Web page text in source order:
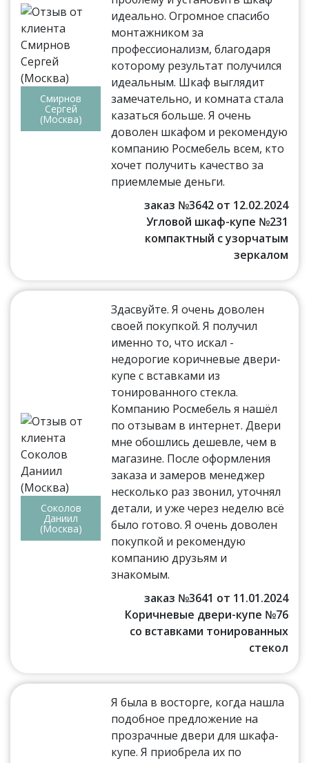
Смирнов
Сергей
(Москва)
идеально. Огромное спасибо
монтажником за
профессионализм, благодаря
которому результат получился
идеальным. Шкаф выглядит
замечательно, и комната стала
казаться больше. Я очень
доволен шкафом и рекомендую
компанию Росмебель всем, кто
хочет получить качество за
приемлемые деньги.
заказ №3642 от 12.02.2024
Угловой шкаф-купе №231
компактный с узорчатым
зеркалом
Соколов
Даниил
(Москва)
Здасвуйте. Я очень доволен
своей покупкой. Я получил
именно то, что искал -
недорогие коричневые двери-
купе с вставками из
тонированного стекла.
Компанию Росмебель я нашёл
по отзывам в интернет. Двери
мне обошлись дешевле, чем в
магазине. После оформления
заказа и замеров менеджер
несколько раз звонил, уточнял
детали, и уже через неделю всё
было готово. Я очень доволен
покупкой и рекомендую
компанию друзьям и
знакомым.
заказ №3641 от 11.01.2024
Коричневые двери-купе №76
со вставками тонированных
стекол
Я была в восторге, когда нашла
подобное предложение на
прозрачные двери для шкафа-
купе. Я приобрела их по